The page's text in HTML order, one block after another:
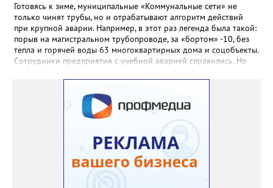
Готовясь к зиме, муниципальные «Коммунальные сети» не
только чинят трубы, но и отрабатывают алгоритм действий
при крупной аварии. Например, в этот раз легенда была такой:
порыв на магистральном трубопроводе, за «бортом» -10, без
тепла и горячей воды 63 многоквартирных дома и соцобъекты.
Сотрудники предприятия с учебной аварией справились. Но
отметили и недочёты. «Например, управляющие компании
несвоевременно приняли меры для предотвращения
“перемерзания” общей домовой тепловой сети
многоквартирного дома, отсутствовало взаимодействие с
ресурсоснабжающей организацией, ЕДДС и иными службами»,
— сообщила начальник Главного управления ГЖИ Ирина
Настенко. В следующий раз, рекомендовали в
Госжилинспекции, службы должны действовать слаженно. И
оперативно делиться информацией со всеми
заинтересованными – от поставщика тепла до конечных